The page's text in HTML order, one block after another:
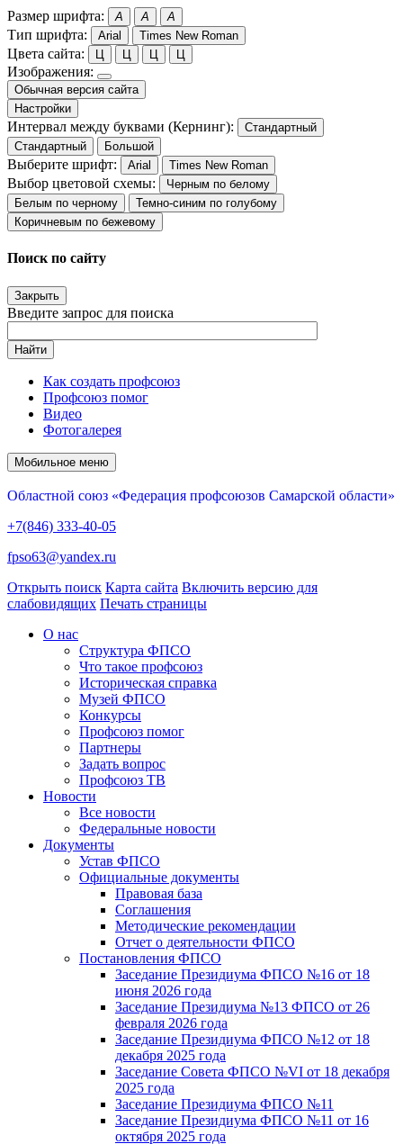
Размер шрифта: A A A
Тип шрифта: Arial Times New Roman
Цвета сайта: Ц Ц Ц Ц
Изображения:
Обычная версия сайта
Настройки
Интервал между буквами (Кернинг):
Стандартный
Стандартный
Большой
Выберите шрифт: Arial Times New Roman
Выбор цветовой схемы:
Черным по белому
Белым по черному
Темно-синим по голубому
Коричневым по бежевому
Поиск по сайту
Закрыть
Введите запрос для поиска
Найти
Как создать профсоюз
Профсоюз помог
Видео
Фотогалерея
Мобильное меню
Областной союз «Федерация профсоюзов Самарской области»
+7(846) 333-40-05
fpso63@yandex.ru
Открыть поиск Карта сайта Включить версию для
слабовидящих Печать страницы
О нас
Структура ФПСО
Что такое профсоюз
Историческая справка
Музей ФПСО
Конкурсы
Профсоюз помог
Партнеры
Задать вопрос
Профсоюз ТВ
Новости
Все новости
Федеральные новости
Документы
Устав ФПСО
Официальные документы
Правовая база
Соглашения
Методические рекомендации
Отчет о деятельности ФПСО
Постановления ФПСО
Заседание Президиума ФПСО №16 от 18
июня 2026 года
Заседание Президиума №13 ФПСО от 26
февраля 2026 года
Заседание Президиума ФПСО №12 от 18
декабря 2025 года
Заседание Совета ФПСО №VI от 18 декабря
2025 года
Заседание Президиума ФПСО №11
Заседание Президиума ФПСО №11 от 16
октября 2025 года